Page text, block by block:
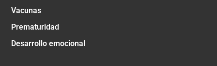
Vacunas
Prematuridad
Desarrollo emocional